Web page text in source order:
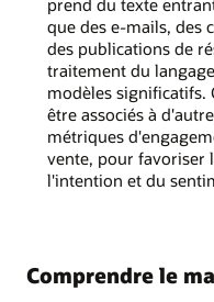
prend du texte
que des e-mails, des
des publications de
traitement du
modèles significatifs.
être associés à
métriques
vente, pour favoriser
l'intention et du
Comprendre le